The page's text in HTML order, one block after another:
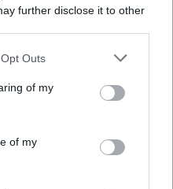
further disclose it to other
Outs
of my
of my
6. 2025
5. 2025
115 milionů